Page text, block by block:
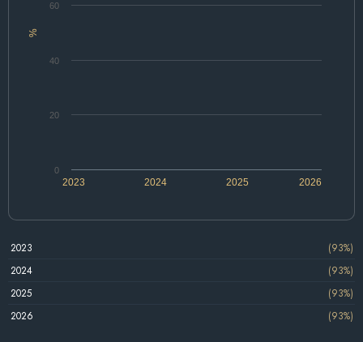
%
2024 2026
2023 2025
0
20
40
60
2023
(93%)
2024
(93%)
2025
(93%)
2026
(93%)